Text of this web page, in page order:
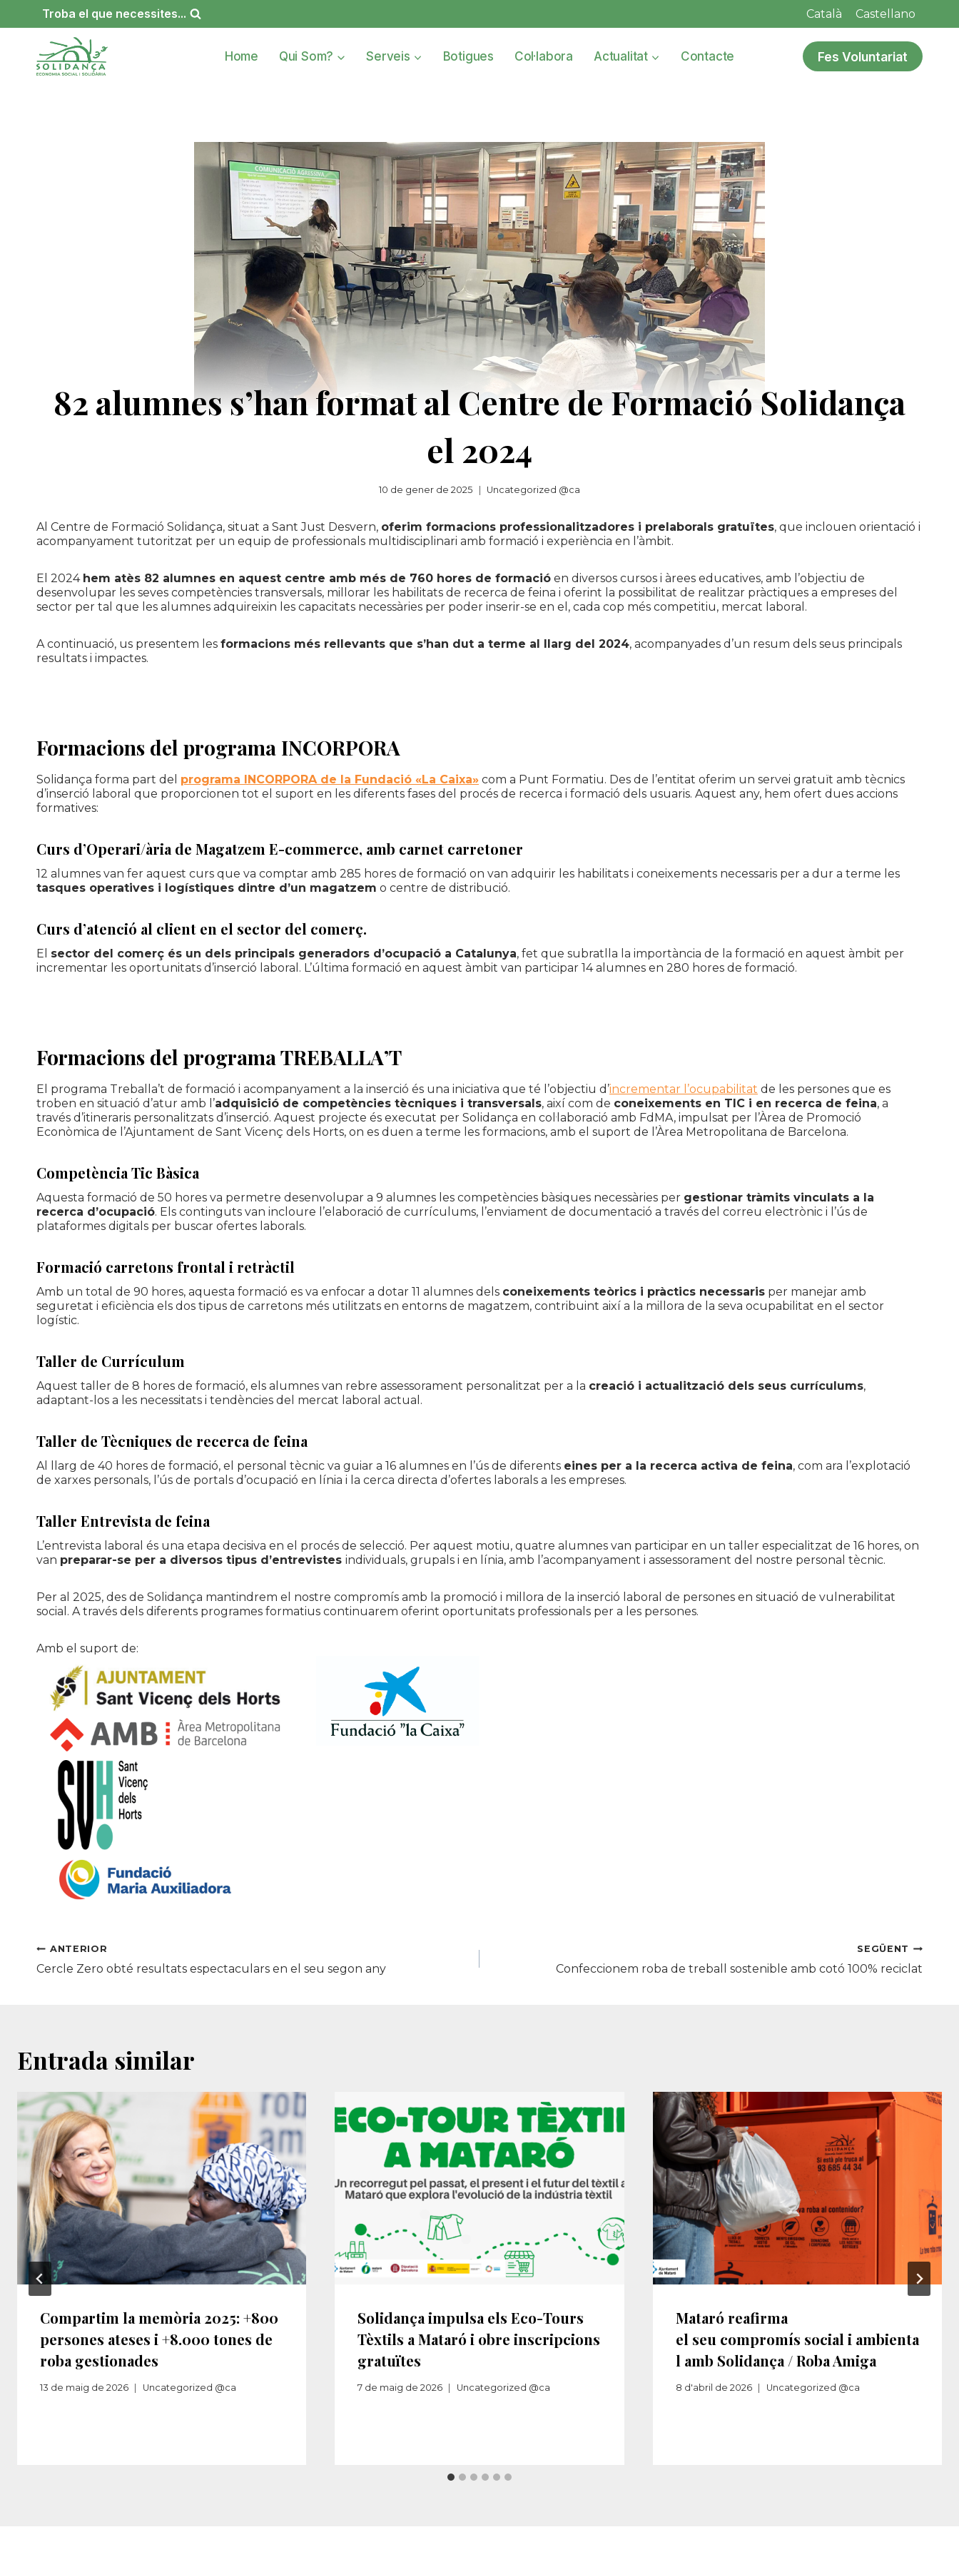
Troba el que necessites... Català Castellano
Home Qui Som? Serveis Botigues Col·labora Actualitat Contacte Fes Voluntariat
82 alumnes s’han format al Centre de Formació Solidança
el 2024
10 de gener de 2025 Uncategorized @ca
Al Centre de Formació Solidança, situat a Sant Just Desvern, oferim formacions professionalitzadores i prelaborals gratuïtes, que inclouen orientació i
acompanyament tutoritzat per un equip de professionals multidisciplinari amb formació i experiència en l’àmbit.
El 2024 hem atès 82 alumnes en aquest centre amb més de 760 hores de formació en diversos cursos i àrees educatives, amb l’objectiu de
desenvolupar les seves competències transversals, millorar les habilitats de recerca de feina i oferint la possibilitat de realitzar pràctiques a empreses del
sector per tal que les alumnes adquireixin les capacitats necessàries per poder inserir-se en el, cada cop més competitiu, mercat laboral.
A continuació, us presentem les formacions més rellevants que s’han dut a terme al llarg del 2024, acompanyades d’un resum dels seus principals
resultats i impactes.
Formacions del programa INCORPORA
Solidança forma part del programa INCORPORA de la Fundació «La Caixa» com a Punt Formatiu. Des de l’entitat oferim un servei gratuït amb tècnics
d’inserció laboral que proporcionen tot el suport en les diferents fases del procés de recerca i formació dels usuaris. Aquest any, hem ofert dues accions
formatives:
Curs d’Operari/ària de Magatzem E-commerce, amb carnet carretoner
12 alumnes van fer aquest curs que va comptar amb 285 hores de formació on van adquirir les habilitats i coneixements necessaris per a dur a terme les
tasques operatives i logístiques dintre d’un magatzem o centre de distribució.
Curs d’atenció al client en el sector del comerç.
El sector del comerç és un dels principals generadors d’ocupació a Catalunya, fet que subratlla la importància de la formació en aquest àmbit per
incrementar les oportunitats d’inserció laboral. L’última formació en aquest àmbit van participar 14 alumnes en 280 hores de formació.
Formacions del programa TREBALLA’T
El programa Treballa’t de formació i acompanyament a la inserció és una iniciativa que té l’objectiu d’incrementar l’ocupabilitat de les persones que es
troben en situació d’atur amb l’adquisició de competències tècniques i transversals, així com de coneixements en TIC i en recerca de feina, a
través d’itineraris personalitzats d’inserció. Aquest projecte és executat per Solidança en col·laboració amb FdMA, impulsat per l’Àrea de Promoció
Econòmica de l’Ajuntament de Sant Vicenç dels Horts, on es duen a terme les formacions, amb el suport de l’Àrea Metropolitana de Barcelona.
Competència Tic Bàsica
Aquesta formació de 50 hores va permetre desenvolupar a 9 alumnes les competències bàsiques necessàries per gestionar tràmits vinculats a la
recerca d’ocupació. Els continguts van incloure l’elaboració de currículums, l’enviament de documentació a través del correu electrònic i l’ús de
plataformes digitals per buscar ofertes laborals.
Formació carretons frontal i retràctil
Amb un total de 90 hores, aquesta formació es va enfocar a dotar 11 alumnes dels coneixements teòrics i pràctics necessaris per manejar amb
seguretat i eficiència els dos tipus de carretons més utilitzats en entorns de magatzem, contribuint així a la millora de la seva ocupabilitat en el sector
logístic.
Taller de Currículum
Aquest taller de 8 hores de formació, els alumnes van rebre assessorament personalitzat per a la creació i actualització dels seus currículums,
adaptant-los a les necessitats i tendències del mercat laboral actual.
Taller de Tècniques de recerca de feina
Al llarg de 40 hores de formació, el personal tècnic va guiar a 16 alumnes en l’ús de diferents eines per a la recerca activa de feina, com ara l’explotació
de xarxes personals, l’ús de portals d’ocupació en línia i la cerca directa d’ofertes laborals a les empreses.
Taller Entrevista de feina
L’entrevista laboral és una etapa decisiva en el procés de selecció. Per aquest motiu, quatre alumnes van participar en un taller especialitzat de 16 hores, on
van preparar-se per a diversos tipus d’entrevistes individuals, grupals i en línia, amb l’acompanyament i assessorament del nostre personal tècnic.
Per al 2025, des de Solidança mantindrem el nostre compromís amb la promoció i millora de la inserció laboral de persones en situació de vulnerabilitat
social. A través dels diferents programes formatius continuarem oferint oportunitats professionals per a les persones.
Amb el suport de:
Navegació
ANTERIOR
Cercle Zero obté resultats espectaculars en el seu segon any
SEGÜENT
Confeccionem roba de treball sostenible amb cotó 100% reciclat
Entrada similar
Compartim la memòria 2025: +800
persones ateses i +8.000 tones de
roba gestionades
13 de maig de 2026 Uncategorized @ca
Solidança impulsa els Eco-Tours
Tèxtils a Mataró i obre inscripcions
gratuïtes
7 de maig de 2026 Uncategorized @ca
Mataró reafirma
el seu compromís social i ambienta
l amb Solidança / Roba Amiga
8 d'abril de 2026 Uncategorized @ca